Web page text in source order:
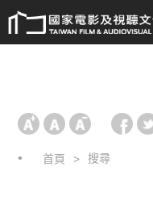
首頁 搜尋